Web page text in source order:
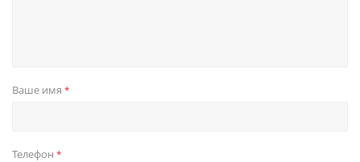
Ваше имя *
Телефон *